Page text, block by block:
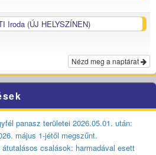
Iroda (ÚJ HELYSZÍNEN)
Nézd meg a naptárat
panasz területei 2026.05.01. után:
május 1-jétől megszűnt.
csalások: harmadával esett